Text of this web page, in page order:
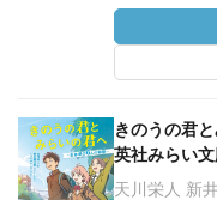
きのうの君
英社みらい
天川栄人 新